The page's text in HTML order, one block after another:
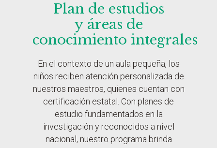
Plan de estudios
y áreas de
conocimiento integrales
En el contexto de un aula pequeña, los
niños reciben atención personalizada de
nuestros maestros, quienes cuentan con
certificación estatal. Con planes de
estudio fundamentados en la
investigación y reconocidos a nivel
nacional, nuestro programa brinda